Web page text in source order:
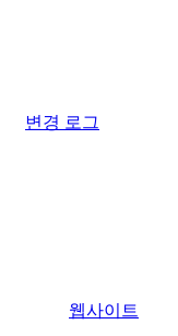
변경 로그
웹사이트